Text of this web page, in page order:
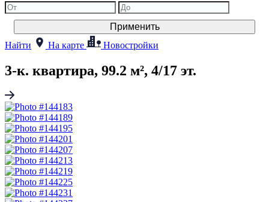
Применить
Найти
На карте Новостройки
3-к. квартира, 99.2 м², 4/17 эт.